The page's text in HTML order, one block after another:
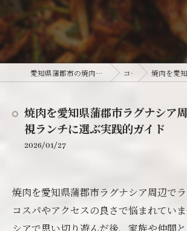
愛知県蒲郡市の焼肉なら焼肉ダイニング joie-ジョワ- コラム 焼肉を愛知県蒲郡市ラグナ
焼肉を愛知県蒲郡市ラグナシア
視ランチに選ぶ実践的ガイド
2026/01/27
焼肉を愛知県蒲郡市ラグナシア周辺でラ
コスパやアクセスの良さで悩まれてい